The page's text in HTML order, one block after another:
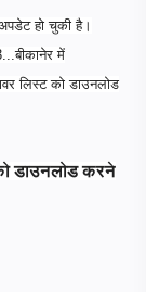
हो चुकी है।
में
लिस्ट को डाउनलोड
डाउनलोड करने